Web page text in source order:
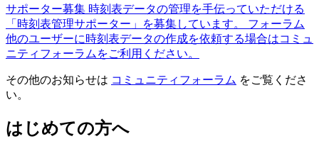
サポーター募集 時刻表データの管理を手伝っていただける
「時刻表管理サポーター」を募集しています。
フォーラム
他のユーザーに時刻表データの作成を依頼する場合はコミュ
ニティフォーラムをご利用ください。
その他のお知らせは コミュニティフォーラム をご覧くださ
い。
はじめての方へ